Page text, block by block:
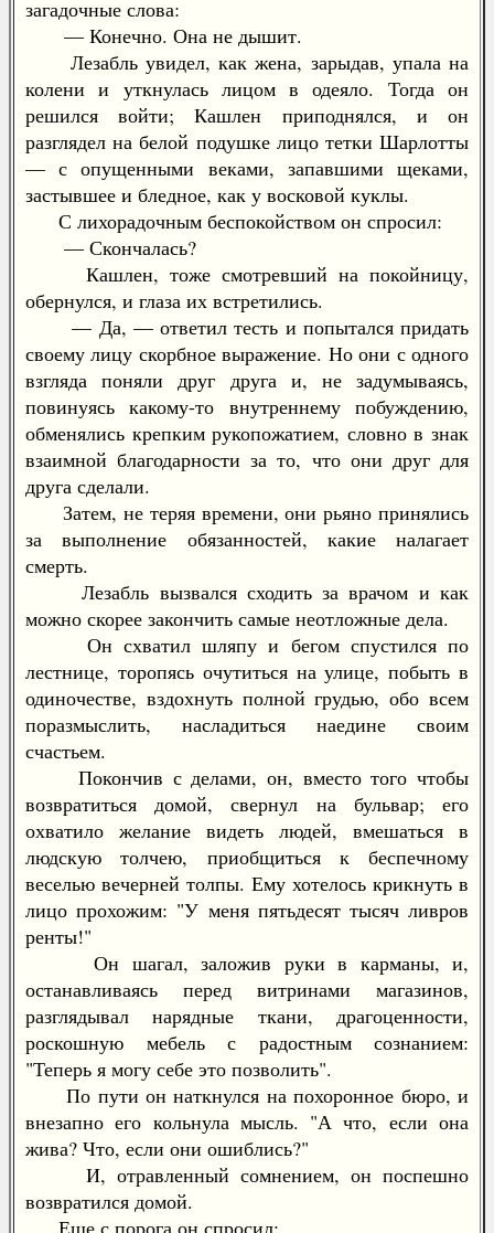
загадочные слова:
— Конечно. Она не дышит.
Лезабль увидел, как жена, зарыдав, упала на
колени и уткнулась лицом в одеяло. Тогда он
решился войти; Кашлен приподнялся, и он
разглядел на белой подушке лицо тетки Шарлотты
— с опущенными веками, запавшими щеками,
застывшее и бледное, как у восковой куклы.
С лихорадочным беспокойством он спросил:
— Скончалась?
Кашлен, тоже смотревший на покойницу,
обернулся, и глаза их встретились.
— Да, — ответил тесть и попытался придать
своему лицу скорбное выражение. Но они с одного
взгляда поняли друг друга и, не задумываясь,
повинуясь какому-то внутреннему побуждению,
обменялись крепким рукопожатием, словно в знак
взаимной благодарности за то, что они друг для
друга сделали.
Затем, не теряя времени, они рьяно принялись
за выполнение обязанностей, какие налагает
смерть.
Лезабль вызвался сходить за врачом и как
можно скорее закончить самые неотложные дела.
Он схватил шляпу и бегом спустился по
лестнице, торопясь очутиться на улице, побыть в
одиночестве, вздохнуть полной грудью, обо всем
поразмыслить, насладиться наедине своим
счастьем.
Покончив с делами, он, вместо того чтобы
возвратиться домой, свернул на бульвар; его
охватило желание видеть людей, вмешаться в
людскую толчею, приобщиться к беспечному
веселью вечерней толпы. Ему хотелось крикнуть в
лицо прохожим: "У меня пятьдесят тысяч ливров
ренты!"
Он шагал, заложив руки в карманы, и,
останавливаясь перед витринами магазинов,
разглядывал нарядные ткани, драгоценности,
роскошную мебель с радостным сознанием:
"Теперь я могу себе это позволить".
По пути он наткнулся на похоронное бюро, и
внезапно его кольнула мысль. "А что, если она
жива? Что, если они ошиблись?"
И, отравленный сомнением, он поспешно
возвратился домой.
Еще с порога он спросил: